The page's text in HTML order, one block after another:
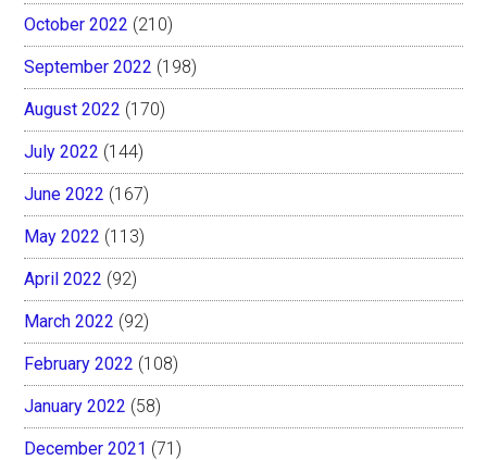
October 2022 (210)
September 2022 (198)
August 2022 (170)
July 2022 (144)
June 2022 (167)
May 2022 (113)
April 2022 (92)
March 2022 (92)
February 2022 (108)
January 2022 (58)
December 2021 (71)